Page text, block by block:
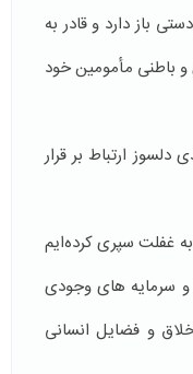
باز دارد و قادر به
باطنى مأمومين خود
دلسوز ارتباط بر قرار
به غفلت سپرى كرده‌ايم
و سرمايه هاى وجودى
و فضايل انسانى